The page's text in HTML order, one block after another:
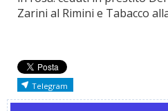
Zarini al Rimini e Tabacco
Telegram